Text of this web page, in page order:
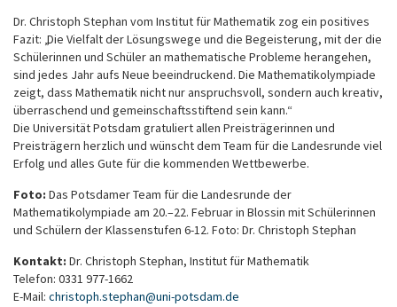
Dr. Christoph Stephan vom Institut für Mathematik zog ein positives
Fazit: „Die Vielfalt der Lösungswege und die Begeisterung, mit der die
Schülerinnen und Schüler an mathematische Probleme herangehen,
sind jedes Jahr aufs Neue beeindruckend. Die Mathematikolympiade
zeigt, dass Mathematik nicht nur anspruchsvoll, sondern auch kreativ,
überraschend und gemeinschaftsstiftend sein kann.“
Die Universität Potsdam gratuliert allen Preisträgerinnen und
Preisträgern herzlich und wünscht dem Team für die Landesrunde viel
Erfolg und alles Gute für die kommenden Wettbewerbe.
Foto: Das Potsdamer Team für die Landesrunde der
Mathematikolympiade am 20.–22. Februar in Blossin mit Schülerinnen
und Schülern der Klassenstufen 6-12. Foto: Dr. Christoph Stephan
Kontakt: Dr. Christoph Stephan, Institut für Mathematik
Telefon: 0331 977-1662
E-Mail: christoph.stephan@uni-potsdam.de